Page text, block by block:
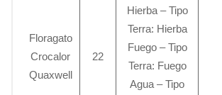
Floragato
Crocalor
Quaxwell
22
Hierba – Tipo
Terra: Hierba
Fuego – Tipo
Terra: Fuego
Agua – Tipo